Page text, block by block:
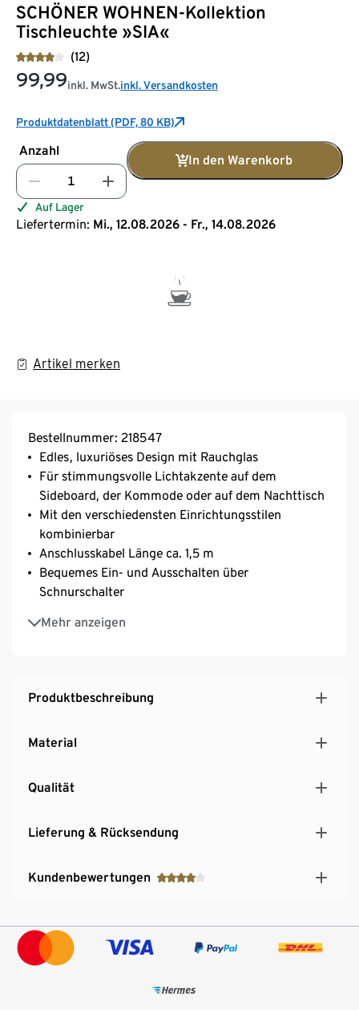
SCHÖNER WOHNEN-Kollektion
Tischleuchte »SIA«
(12)
99,99inkl. MwSt.inkl. Versandkosten
Produktdatenblatt (PDF, 80 KB)
Anzahl
In den Warenkorb
Auf Lager
Liefertermin: Mi., 12.08.2026 - Fr., 14.08.2026
Artikel merken
Bestellnummer: 218547
Edles, luxuriöses Design mit Rauchglas
Für stimmungsvolle Lichtakzente auf dem
Sideboard, der Kommode oder auf dem Nachttisch
Mit den verschiedensten Einrichtungsstilen
kombinierbar
Anschlusskabel Länge ca. 1,5 m
Bequemes Ein- und Ausschalten über
Schnurschalter
Mehr anzeigen
Fest integrierte LEDs
SCHÖNER WOHNEN Kollektion
Produktbeschreibung
Material
Qualität
Lieferung & Rücksendung
Kundenbewertungen